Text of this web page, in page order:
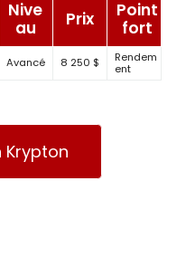
Nive
au
Prix
Point
fort
Avancé 8 250 $
Rendem
ent
Krypton